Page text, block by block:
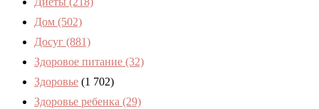
Дом (502)
Досуг (881)
Здоровое питание (32)
Здоровье (1 702)
Здоровье ребенка (29)